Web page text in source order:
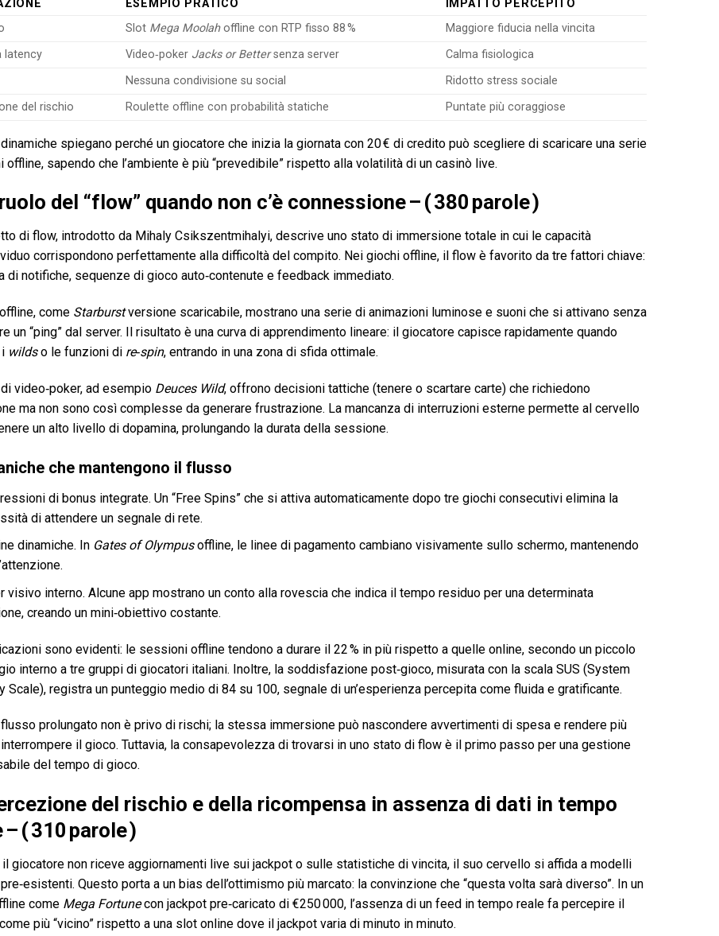
ESEMPIO PRATICO
IMPATTO PERCEPITO
Slot Mega Moolahoffline con RTP fisso 88 %
Maggiore fiducia nella vincita
latency
Video‑poker Jacks or Bettersenza server
Calma fisiologica
Nessuna condivisione su social
Ridotto stress sociale
del rischio
Roulette offline con probabilità statiche Puntate più coraggiose
spiegano perché un giocatore che inizia la giornata con 20 € di credito può scegliere di scaricare una serie
offline, sapendo che l’ambiente è più “prevedibile” rispetto alla volatilità di un casinò live.
del “flow” quando non c’è connessione – ( 380 parole )
di flow, introdotto da Mihaly Csikszentmihalyi, descrive uno stato di immersione totale in cui le capacità
corrispondono perfettamente alla difficoltà del compito. Nei giochi offline, il flow è favorito da tre fattori chiave:
di notifiche, sequenze di gioco auto‑contenute e feedback immediato.
come Starburstversione scaricabile, mostrano una serie di animazioni luminose e suoni che si attivano senza
un “ping” dal server. Il risultato è una curva di apprendimento lineare: il giocatore capisce rapidamente quando
wildso le funzioni di re‑spin, entrando in una zona di sfida ottimale.
video‑poker, ad esempio Deuces Wild, offrono decisioni tattiche (tenere o scartare carte) che richiedono
ma non sono così complesse da generare frustrazione. La mancanza di interruzioni esterne permette al cervello
un alto livello di dopamina, prolungando la durata della sessione.
che mantengono il flusso
di bonus integrate. Un “Free Spins” che si attiva automaticamente dopo tre giochi consecutivi elimina la
di attendere un segnale di rete.
dinamiche. In Gates of Olympusoffline, le linee di pagamento cambiano visivamente sullo schermo, mantenendo
visivo interno. Alcune app mostrano un conto alla rovescia che indica il tempo residuo per una determinata
creando un mini‑obiettivo costante.
sono evidenti: le sessioni offline tendono a durare il 22 % in più rispetto a quelle online, secondo un piccolo
interno a tre gruppi di giocatori italiani. Inoltre, la soddisfazione post‑gioco, misurata con la scala SUS (System
Scale), registra un punteggio medio di 84 su 100, segnale di un’esperienza percepita come fluida e gratificante.
prolungato non è privo di rischi; la stessa immersione può nascondere avvertimenti di spesa e rendere più
il gioco. Tuttavia, la consapevolezza di trovarsi in uno stato di flow è il primo passo per una gestione
del tempo di gioco.
del rischio e della ricompensa in assenza di dati in tempo
– ( 310 parole )
il giocatore non riceve aggiornamenti live sui jackpot o sulle statistiche di vincita, il suo cervello si affida a modelli
Questo porta a un bias dell’ottimismo più marcato: la convinzione che “questa volta sarà diverso”. In un
come Mega Fortunecon jackpot pre‑caricato di €250 000, l’assenza di un feed in tempo reale fa percepire il
più “vicino” rispetto a una slot online dove il jackpot varia di minuto in minuto.